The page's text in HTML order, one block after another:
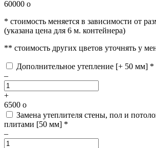
60000 o
* стоимость меняется в зависимости от
(указана цена для 6 м. контейнера)
** стоимость других цветов уточнять у
Дополнительное утепление [+ 50 мм] *
–
+
6500 o
Замена утеплителя стены, пол и
плитами [50 мм] *
–